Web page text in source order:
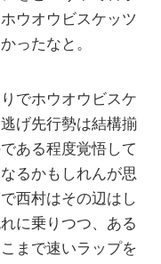
ウオウビスケッツ
ったなと。
でホウオウビスケ
げ先行勢は結構揃
ある程度覚悟して
るかもしれんが思
西村はその辺はし
に乗りつつ、ある
まで速いラップを